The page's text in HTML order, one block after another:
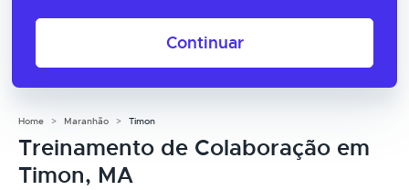
Continuar
Home Maranhão Timon
Treinamento de Colaboração em
Timon, MA